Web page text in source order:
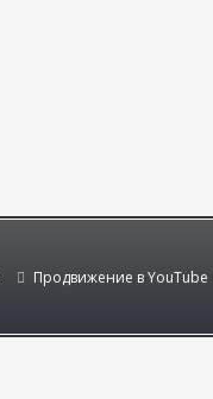
Продвижение в YouTube